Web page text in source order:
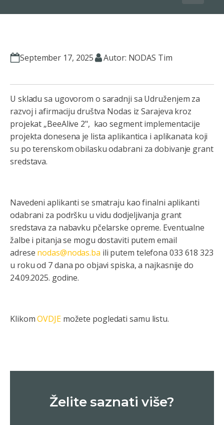
September 17, 2025 Autor: NODAS Tim
U skladu sa ugovorom o saradnji sa Udruženjem za
razvoj i afirmaciju društva Nodas iz Sarajeva kroz
projekat „BeeAlive 2", kao segment implementacije
projekta donesena je lista aplikantica i aplikanata koji
su po terenskom obilasku odabrani za dobivanje grant
sredstava.
Navedeni aplikanti se smatraju kao finalni aplikanti
odabrani za podršku u vidu dodjeljivanja grant
sredstava za nabavku pčelarske opreme. Eventualne
žalbe i pitanja se mogu dostaviti putem email
adrese nodas@nodas.ba ili putem telefona 033 618 323
u roku od 7 dana po objavi spiska, a najkasnije do
24.09.2025. godine.
KlikomOVDJEmožete pogledati samu listu.
Želite saznati više?